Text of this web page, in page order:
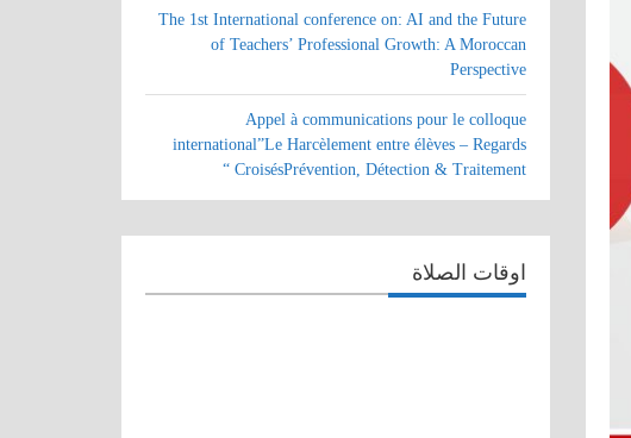
The 1st International conference on: AI and the Future
of Teachers’ Professional Growth: A Moroccan
Perspective
Appel à communications pour le colloque
international”Le Harcèlement entre élèves – Regards
CroisésPrévention, Détection & Traitement “
اوقات الصلاة